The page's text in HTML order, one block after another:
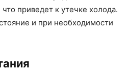
приведет к утечке холода.
и при необходимости